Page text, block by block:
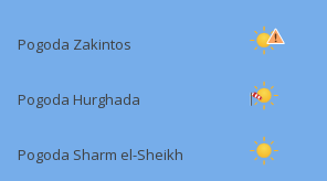
Pogoda Zakintos
Pogoda Hurghada
Pogoda Sharm el-Sheikh